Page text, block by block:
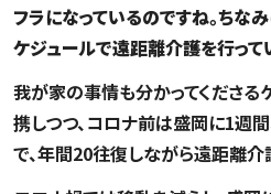
フラになっているのですね。ちな
ケジュールで遠距離介護を行って
我が家の事情も分かってくださる
携しつつ、コロナ前は盛岡に1週
で、年間20往復しながら遠距離介